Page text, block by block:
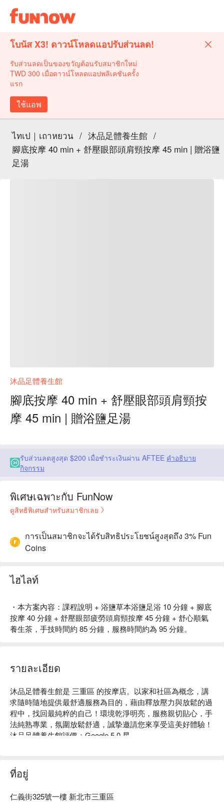
โบนัส X3! ดาวน์โหลดแอปรับส่วนลด!
รับส่วนลดเป็นของขวัญต้อนรับสมาชิกใหม่
TWD 300 เมื่อดาวน์โหลดแอปพลิเคชันครั้ง
แรก
ใช้แอพ
ไทเป｜เถาหยวน / 沐品足體養生館 /
腳底按摩 40 min + 舒壓眼部頭肩頸按摩 45 min | 贈浴鹽
足湯
沐品足體養生館
腳底按摩 40 min + 舒壓眼部頭肩頸按
摩 45 min | 贈浴鹽足湯
รับส่วนลดสูงสุด $200 เมื่อชำระเงินผ่าน AFTEE คำอธิบาย
กิจกรรม
พิเศษเฉพาะกับ FunNow
ดูสิทธิพิเศษสำหรับสมาชิกเลย
การเป็นสมาชิกจะได้รับสิทธิประโยชน์สูงสุดถึง 3% Fun
Coins
ไฮไลท์
・本方案內容：課程說明 + 浴鹽草本浴鹽足浴 10 分鐘 + 腳底
按摩 40 分鐘 + 舒壓眼部疲勞頭肩頸按摩 45 分鐘 + 舒心順氣
養生茶，手技時間約 85 分鐘，服務時間約為 95 分鐘。
รายละเอียด
沐品足體養生館是 三重區 的按摩店。以家和社區為概念，講
求隨時隨地提供最舒適服務為目的，藉由釋放壓力與放鬆的過
程中，找回最純粹的自己！環境乾淨明亮，服務親切貼心，手
法純熟專業，氛圍放鬆舒適，誠摯邀請您來享受這美好體驗！
沐品足體養生館評價：Google 5.0 星。
沐品足體養生館推薦：位置近捷運三和國中站，環境明亮、乾
淨、舒適，保證讓您享受最舒適的按摩體驗！
ที่อยู่
仁義街325號一樓 新北市三重區